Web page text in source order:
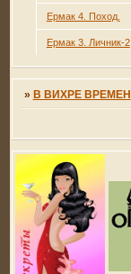
Ермак 4. Поход.
Ермак 3. Личник-2
» В ВИХРЕ ВРЕМЕН